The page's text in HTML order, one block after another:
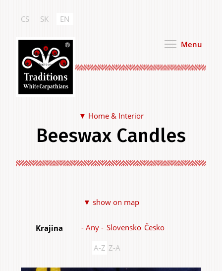
content
White Carpathian
Traditions
Menu
CS SK EN
Home & Interior
Items
Beeswax Candles
▼ show on map
Krajina - Any - Slovensko Česko
A-Z Z-A